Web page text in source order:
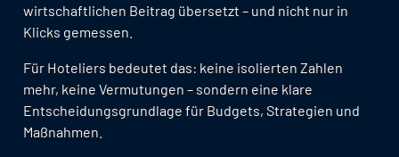
wirtschaftlichen Beitrag übersetzt – und nicht nur in
Klicks gemessen.
Für Hoteliers bedeutet das: keine isolierten Zahlen
mehr, keine Vermutungen – sondern eine klare
Entscheidungsgrundlage für Budgets, Strategien und
Maßnahmen.